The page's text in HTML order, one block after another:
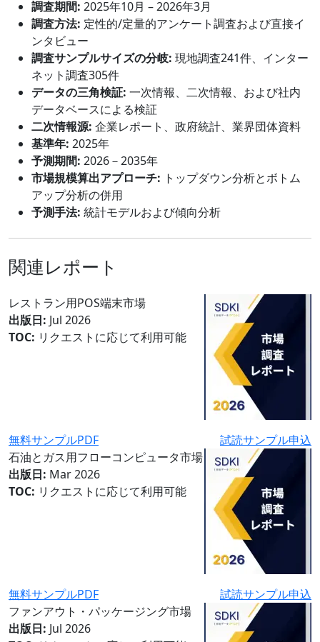
調査期間: 2025年10月 – 2026年3月
調査方法: 定性的/定量的アンケート調査および直接イ
ンタビュー
調査サンプルサイズの分岐: 現地調査241件、インター
ネット調査305件
データの三角検証: 一次情報、二次情報、および社内
データベースによる検証
二次情報源: 企業レポート、政府統計、業界団体資料
基準年: 2025年
予測期間: 2026－2035年
市場規模算出アプローチ: トップダウン分析とボトム
アップ分析の併用
予測手法: 統計モデルおよび傾向分析
関連レポート
レストラン用POS端末市場
出版日: Jul 2026
TOC: リクエストに応じて利用可能
無料サンプルPDF
試読サンプル申込
石油とガス用フローコンピュータ市場
出版日: Mar 2026
TOC: リクエストに応じて利用可能
無料サンプルPDF
試読サンプル申込
ファンアウト・パッケージング市場
出版日: Jul 2026